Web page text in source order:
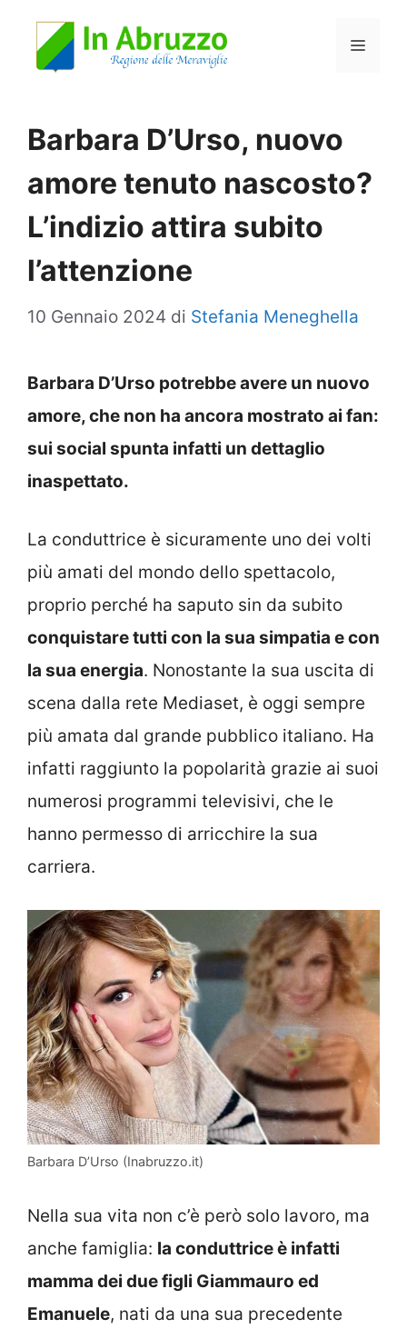
Menu
Barbara D’Urso, nuovo
amore tenuto nascosto?
L’indizio attira subito
l’attenzione
10 Gennaio 2024 di Stefania Meneghella
Barbara D’Urso potrebbe avere un nuovo
amore, che non ha ancora mostrato ai fan:
sui social spunta infatti un dettaglio
inaspettato.
La conduttrice è sicuramente uno dei volti
più amati del mondo dello spettacolo,
proprio perché ha saputo sin da subito
conquistare tutti con la sua simpatia e con
la sua energia. Nonostante la sua uscita di
scena dalla rete Mediaset, è oggi sempre
più amata dal grande pubblico italiano. Ha
infatti raggiunto la popolarità grazie ai suoi
numerosi programmi televisivi, che le
hanno permesso di arricchire la sua
carriera.
Barbara D’Urso (Inabruzzo.it)
Nella sua vita non c’è però solo lavoro, ma
anche famiglia: la conduttrice è infatti
mamma dei due figli Giammauro ed
Emanuele, nati da una sua precedente